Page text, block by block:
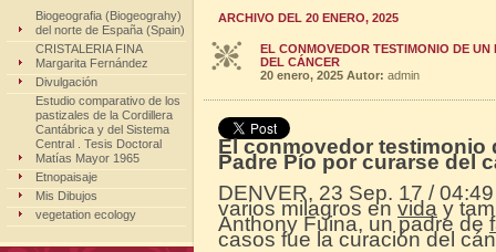
Biogeografia (Biogeograhy)
del norte de España (Spain)
CRISTALERIA FINA
Margarita Fernández
Divulgación
Estudio comparativo de los
pastizales de la Cordillera
Cantábrica y del Sistema
Central . Tesis Doctoral
Matías Mayor 1965
Etnopaisaje
Mis Dibujos
vegetation ecology
ARCHIVO DEL 20 ENERO, 2025
EL CONMOVEDOR TESTIMONIO DE
DEL CÁNCER
20 enero, 2025 Autor: admin
El conmovedor testimonio
Padre Pío por curarse del
DENVER, 23 Sep. 17 /
varios milagros en vida y
Anthony Fuina, un padre de
casos fue la curación del